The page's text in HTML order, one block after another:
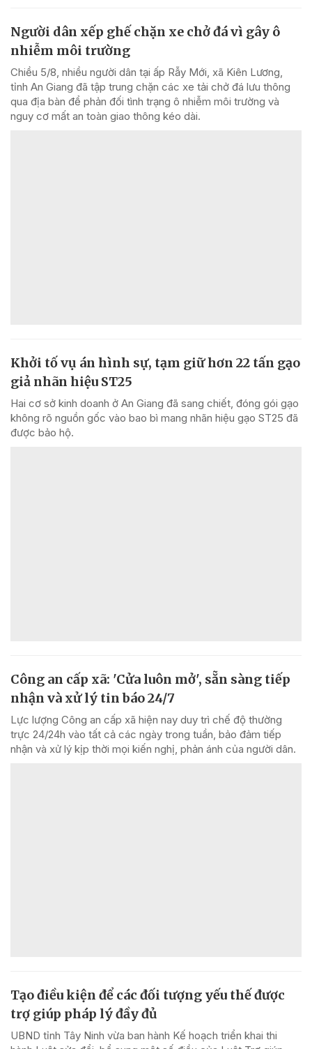
Người dân xếp ghế chặn xe chở đá vì gây ô
nhiễm môi trường
Chiều 5/8, nhiều người dân tại ấp Rẫy Mới, xã Kiên Lương,
tỉnh An Giang đã tập trung chặn các xe tải chở đá lưu thông
qua địa bàn để phản đối tình trạng ô nhiễm môi trường và
nguy cơ mất an toàn giao thông kéo dài.
Khởi tố vụ án hình sự, tạm giữ hơn 22 tấn gạo
giả nhãn hiệu ST25
Hai cơ sở kinh doanh ở An Giang đã sang chiết, đóng gói gạo
không rõ nguồn gốc vào bao bì mang nhãn hiệu gạo ST25 đã
được bảo hộ.
Công an cấp xã: 'Cửa luôn mở', sẵn sàng tiếp
nhận và xử lý tin báo 24/7
Lực lượng Công an cấp xã hiện nay duy trì chế độ thường
trực 24/24h vào tất cả các ngày trong tuần, bảo đảm tiếp
nhận và xử lý kịp thời mọi kiến nghị, phản ánh của người dân.
Tạo điều kiện để các đối tượng yếu thế được
trợ giúp pháp lý đầy đủ
UBND tỉnh Tây Ninh vừa ban hành Kế hoạch triển khai thi